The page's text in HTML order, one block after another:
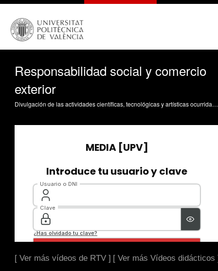
Responsabilidad social y comercio
exterior
Divulgación de las actividades científicas, tecnológicas y artísticas ocurridas en los tres campus de la UPV
[ Ver más vídeos de RTV ] [ Ver más Vídeos didácticos